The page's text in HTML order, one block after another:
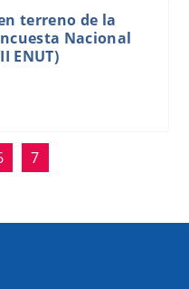
terreno de la
Nacional
ENUT)
7